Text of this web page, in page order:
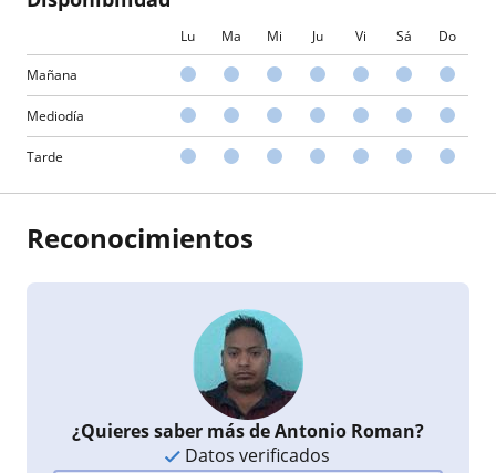
Lu Ma Mi Ju Vi Sá Do
Mañana
Mediodía
Tarde
Reconocimientos
¿Quieres saber más de Antonio Roman?
Datos verificados